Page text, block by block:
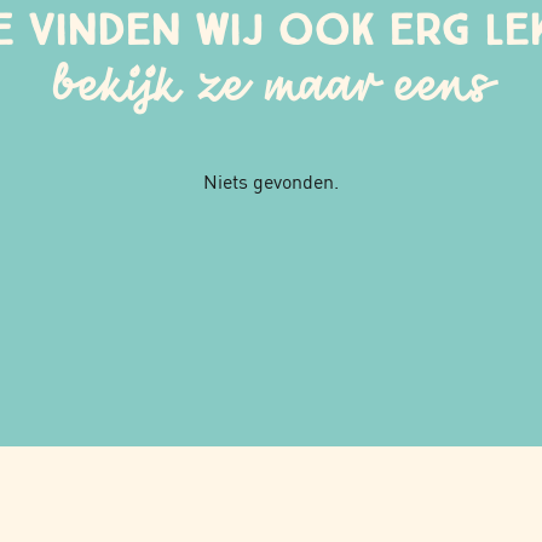
vinden wij ook erg
bekijk ze maar eens
Niets gevonden.